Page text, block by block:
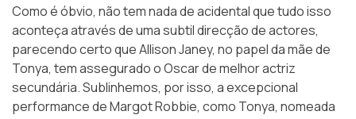
Como é óbvio, não tem nada de acidental que tudo isso
aconteça através de uma subtil direcção de actores,
parecendo certo que Allison Janey, no papel da mãe de
Tonya, tem assegurado o Oscar de melhor actriz
secundária. Sublinhemos, por isso, a excepcional
performance de Margot Robbie, como Tonya, nomeada